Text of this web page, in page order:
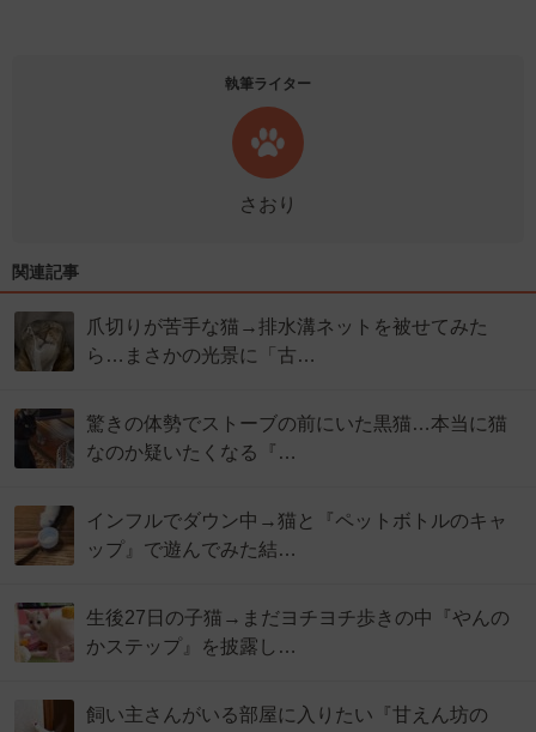
執筆ライター
さおり
関連記事
爪切りが苦手な猫→排水溝ネットを被せてみた
ら…まさかの光景に「古…
驚きの体勢でストーブの前にいた黒猫…本当に猫
なのか疑いたくなる『…
インフルでダウン中→猫と『ペットボトルのキャ
ップ』で遊んでみた結…
生後27日の子猫→まだヨチヨチ歩きの中『やんの
かステップ』を披露し…
飼い主さんがいる部屋に入りたい『甘えん坊の